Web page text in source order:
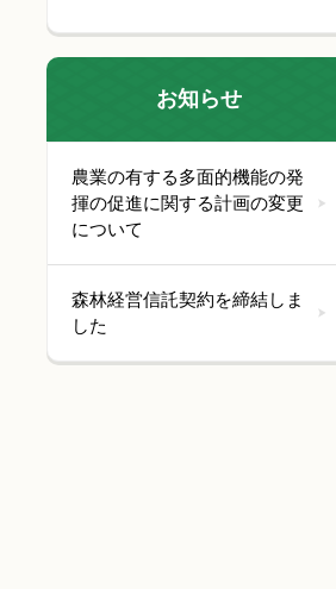
お知らせ
農業の有する多面的機能の発
揮の促進に関する計画の変更
について
森林経営信託契約を締結しま
した